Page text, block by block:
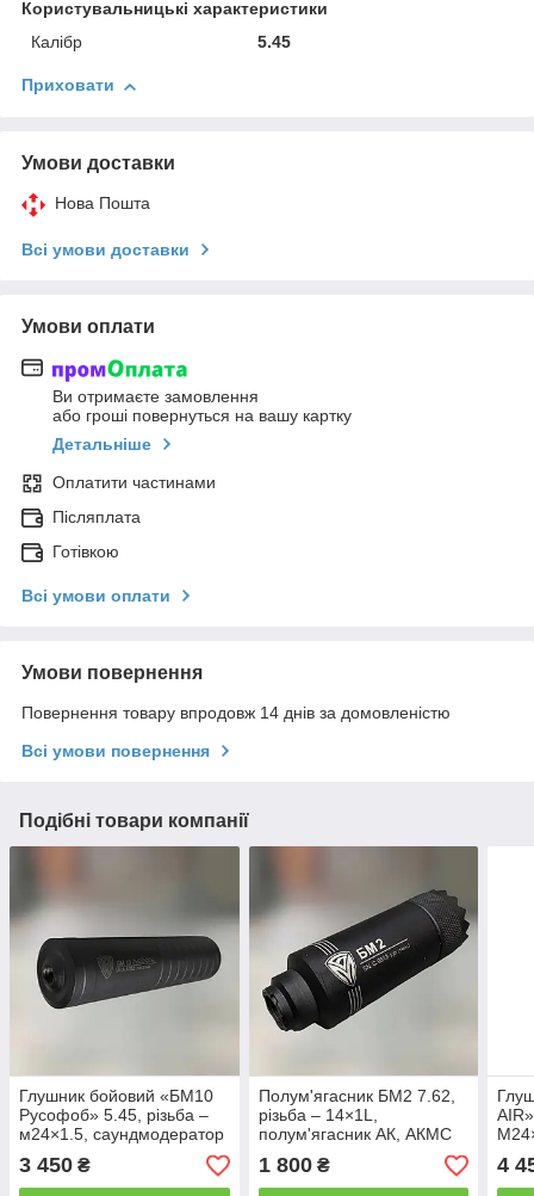
Користувальницькі характеристики
Калібр
5.45
Приховати
Умови доставки
Нова Пошта
Всі умови доставки
Умови оплати
Ви отримаєте замовлення
або гроші повернуться на вашу картку
Детальніше
Оплатити частинами
Післяплата
Готівкою
Всі умови оплати
Умови повернення
Повернення товару впродовж 14 днів за домовленістю
Всі умови повернення
Подібні товари компанії
Глушник бойовий «БМ10
Русофоб» 5.45, різьба –
м24×1.5, саундмодератор
АК-74
3 450 ₴
Полум'ягасник БМ2 7.62,
різьба – 14×1L,
полум'ягасник АК, АКМС
1 800₴
АК-
4